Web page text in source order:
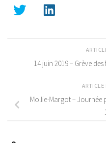
14 juin 2019 – Grève
ARTICLE
Mollie-Margot – Journée